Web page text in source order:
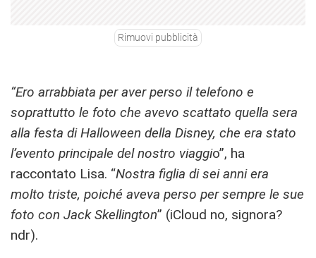
Rimuovi pubblicità
“Ero arrabbiata per aver perso il telefono e
soprattutto le foto che avevo scattato quella sera
alla festa di Halloween della Disney, che era stato
l’evento principale del nostro viaggio”, ha
raccontato Lisa. “Nostra figlia di sei anni era
molto triste, poiché aveva perso per sempre le sue
foto con Jack Skellington” (iCloud no, signora?
ndr).